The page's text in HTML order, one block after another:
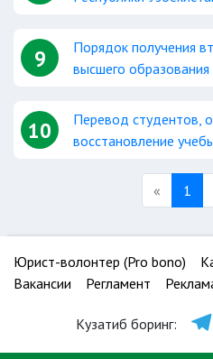
9
Порядок получения
высшего образования
10
Перевод студентов,
восстановление
«Previous
1
Юрист-волонтер (Pro bono)
Вакансии
Регламент
Кузатиб боринг: